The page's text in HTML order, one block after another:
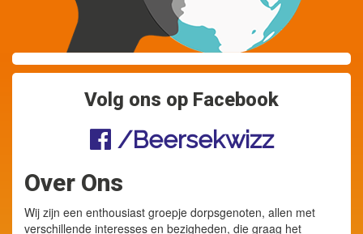
Volg ons op Facebook
/Beersekwizz
Over Ons
Wij zijn een enthousiast groepje dorpsgenoten, allen met
verschillende interesses en bezigheden, die graag het